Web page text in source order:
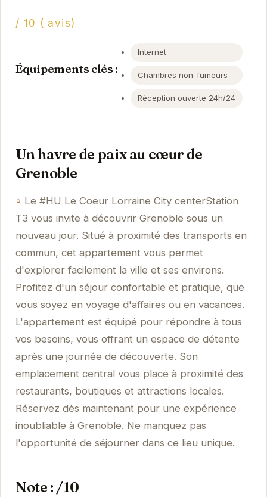
/ 10 ( avis)
Équipements clés :
Internet
Chambres non-fumeurs
Réception ouverte 24h/24
Un havre de paix au cœur de
Grenoble
Le #HU Le Coeur Lorraine City centerStation
T3 vous invite à découvrir Grenoble sous un
nouveau jour. Situé à proximité des transports en
commun, cet appartement vous permet
d'explorer facilement la ville et ses environs.
Profitez d'un séjour confortable et pratique, que
vous soyez en voyage d'affaires ou en vacances.
L'appartement est équipé pour répondre à tous
vos besoins, vous offrant un espace de détente
après une journée de découverte. Son
emplacement central vous place à proximité des
restaurants, boutiques et attractions locales.
Réservez dès maintenant pour une expérience
inoubliable à Grenoble. Ne manquez pas
l'opportunité de séjourner dans ce lieu unique.
Note : /10